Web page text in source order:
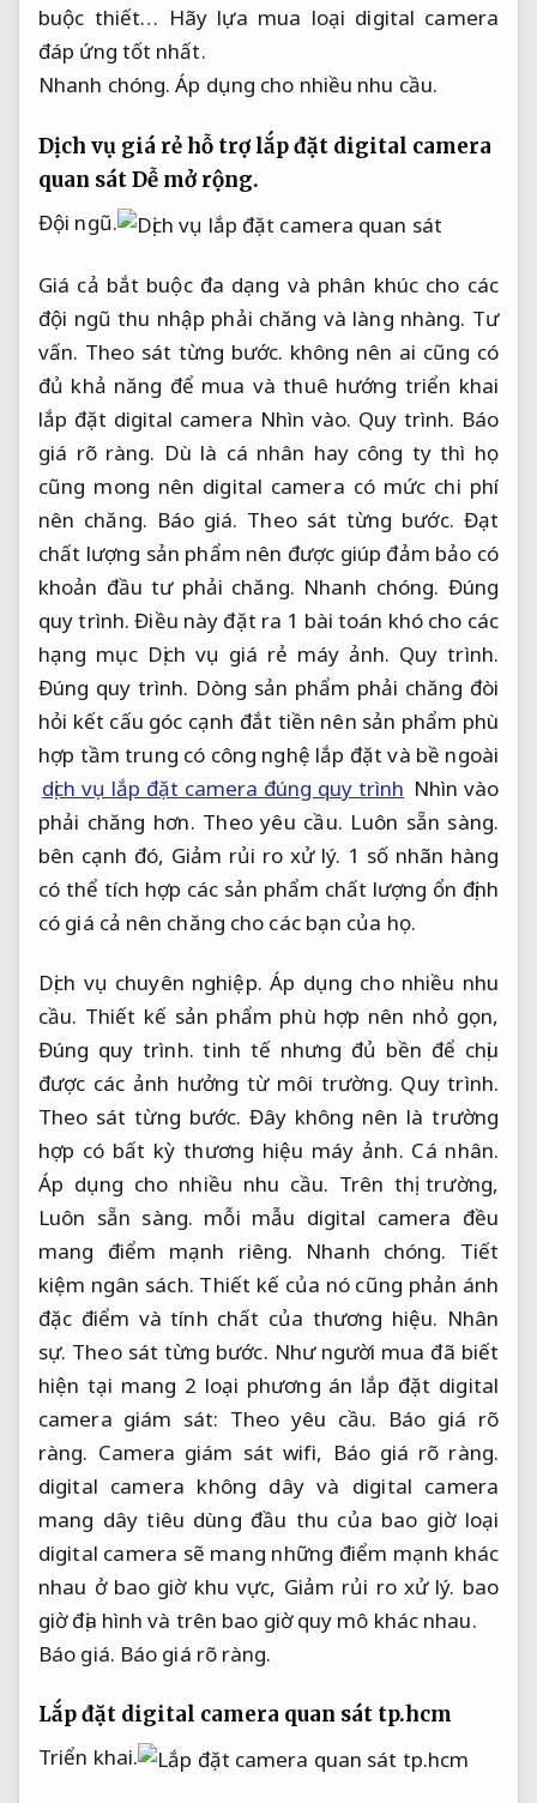
buộc thiết… Hãy lựa mua loại digital camera
đáp ứng tốt nhất.
Nhanh chóng. Áp dụng cho nhiều nhu cầu.
Dịch vụ giá rẻ hỗ trợ lắp đặt digital camera
quan sátDễ mở rộng.
Đội ngũ.
Giá cả bắt buộc đa dạng và phân khúc cho các
đội ngũ thu nhập phải chăng và làng nhàng. Tư
vấn. Theo sát từng bước. không nên ai cũng có
đủ khả năng để mua và thuê hướng triển khai
lắp đặt digital camera Nhìn vào. Quy trình. Báo
giá rõ ràng. Dù là cá nhân hay công ty thì họ
cũng mong nên digital camera có mức chi phí
nên chăng. Báo giá. Theo sát từng bước. Đạt
chất lượng sản phẩm nên được giúp đảm bảo có
khoản đầu tư phải chăng. Nhanh chóng. Đúng
quy trình. Điều này đặt ra 1 bài toán khó cho các
hạng mục Dịch vụ giá rẻ máy ảnh. Quy trình.
Đúng quy trình. Dòng sản phẩm phải chăng đòi
hỏi kết cấu góc cạnh đắt tiền nên sản phẩm phù
hợp tầm trung có công nghệ lắp đặt và bề ngoài
dịch vụ lắp đặt camera đúng quy trình Nhìn vào
phải chăng hơn. Theo yêu cầu. Luôn sẵn sàng.
bên cạnh đó, Giảm rủi ro xử lý. 1 số nhãn hàng
có thể tích hợp các sản phẩm chất lượng ổn định
có giá cả nên chăng cho các bạn của họ.
Dịch vụ chuyên nghiệp. Áp dụng cho nhiều nhu
cầu. Thiết kế sản phẩm phù hợp nên nhỏ gọn,
Đúng quy trình. tinh tế nhưng đủ bền để chịu
được các ảnh hưởng từ môi trường. Quy trình.
Theo sát từng bước. Đây không nên là trường
hợp có bất kỳ thương hiệu máy ảnh. Cá nhân.
Áp dụng cho nhiều nhu cầu. Trên thị trường,
Luôn sẵn sàng. mỗi mẫu digital camera đều
mang điểm mạnh riêng. Nhanh chóng.
Tiết
kiệm ngân sách. Thiết kế của nó cũng phản ánh
đặc điểm và tính chất của thương hiệu. Nhân
sự. Theo sát từng bước. Như người mua đã biết
hiện tại mang 2 loại phương án lắp đặt digital
camera giám sát: Theo yêu cầu. Báo giá rõ
ràng. Camera giám sát wifi, Báo giá rõ ràng.
digital camera không dây và digital camera
mang dây tiêu dùng đầu thu của bao giờ loại
digital camera sẽ mang những điểm mạnh khác
nhau ở bao giờ khu vực, Giảm rủi ro xử lý. bao
giờ địa hình và trên bao giờ quy mô khác nhau.
Báo giá. Báo giá rõ ràng.
Lắp đặt digital camera quan sát tp.hcm
Triển khai.